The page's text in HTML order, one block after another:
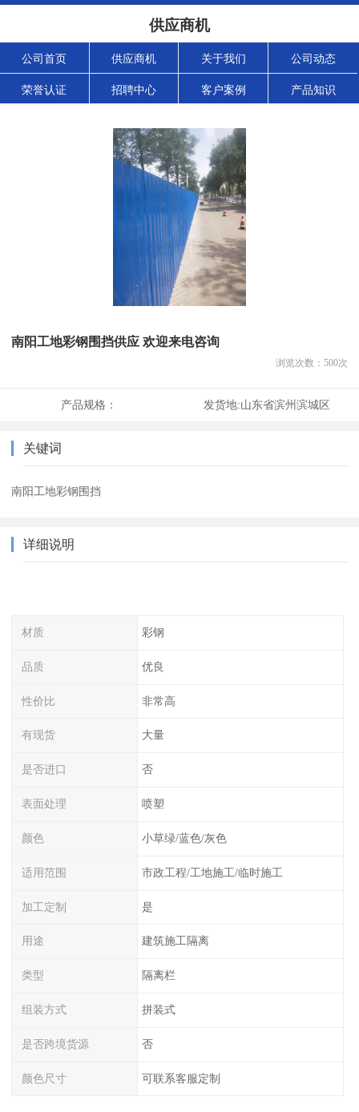
供应商机
公司首页 供应商机 关于我们 公司动态
荣誉认证 招聘中心 客户案例 产品知识
南阳工地彩钢围挡供应 欢迎来电咨询
浏览次数： 500次
产品规格： 发货地:山东省滨州滨城区
关键词
南阳工地彩钢围挡
详细说明
材质 彩钢
品质 优良
性价比 非常高
有现货 大量
是否进口 否
表面处理 喷塑
颜色 小草绿/蓝色/灰色
适用范围 市政工程/工地施工/临时施工
加工定制 是
用途 建筑施工隔离
类型 隔离栏
组装方式 拼装式
是否跨境货源 否
颜色尺寸 可联系客服定制